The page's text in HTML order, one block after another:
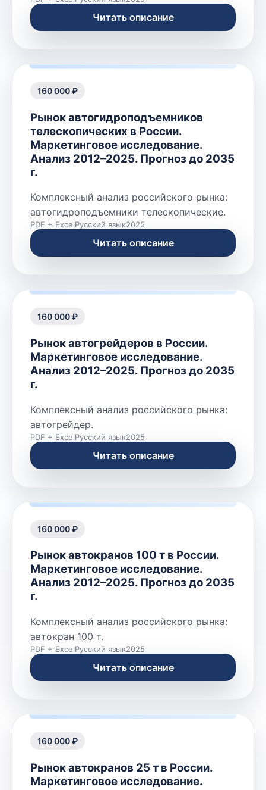
Читать описание
160 000 ₽
Рынок автогидроподъемников
телескопических в России.
Маркетинговое исследование.
Анализ 2012–2025. Прогноз до 2035
г.
Комплексный анализ российского рынка:
автогидроподъемники телескопические.
PDF + ExcelРусский язык2025
Читать описание
160 000 ₽
Рынок автогрейдеров в России.
Маркетинговое исследование.
Анализ 2012–2025. Прогноз до 2035
г.
Комплексный анализ российского рынка:
автогрейдер.
PDF + ExcelРусский язык2025
Читать описание
160 000 ₽
Рынок автокранов 100 т в России.
Маркетинговое исследование.
Анализ 2012–2025. Прогноз до 2035
г.
Комплексный анализ российского рынка:
автокран 100 т.
PDF + ExcelРусский язык2025
Читать описание
160 000 ₽
Рынок автокранов 25 т в России.
Маркетинговое исследование.